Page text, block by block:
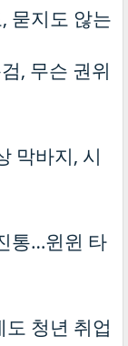
묻지도 않는
, 무슨 권위
막바지, 시
통…윈윈 타
청년 취업